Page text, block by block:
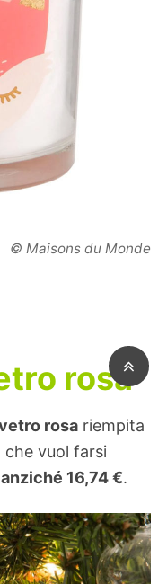
© Maisons du Monde
rosa
rosa riempita
che vuol farsi
16,74 €.